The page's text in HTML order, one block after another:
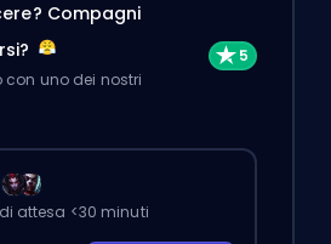
Compagni
uno dei nostri
attesa <30 minuti